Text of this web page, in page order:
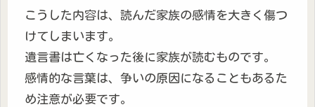
こうした内容は、読んだ家族の感情を大きく傷つ
けてしまいます。
遺言書は亡くなった後に家族が読むものです。
感情的な言葉は、争いの原因になることもあるた
め注意が必要です。